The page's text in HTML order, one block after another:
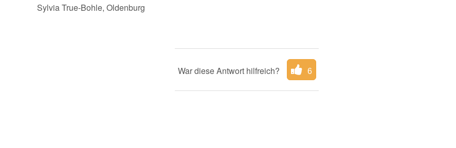
Sylvia True-Bohle, Oldenburg
War diese Antwort hilfreich? 6